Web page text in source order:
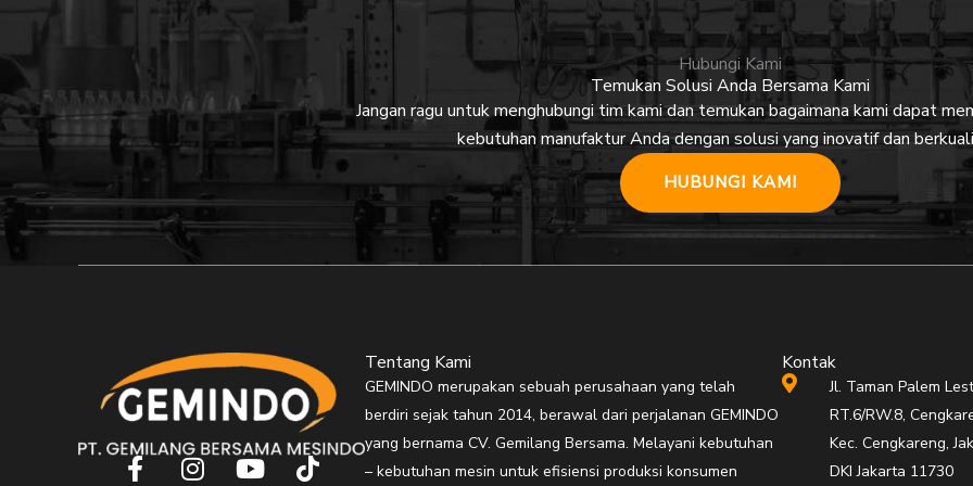
Hubungi Kami
Temukan Solusi Anda Bersama Kami
Jangan ragu untuk menghubungi tim kami dan temukan bagaimana kami dapat
kebutuhan manufaktur Anda dengan solusi yang inovatif dan
HUBUNGI KAMI
F I Y T
Tentang Kami
GEMINDO merupakan sebuah perusahaan yang telah
berdiri sejak tahun 2014, berawal dari perjalanan GEMINDO
yang bernama CV. Gemilang Bersama. Melayani kebutuhan
– kebutuhan mesin untuk efisiensi produksi konsumen
Kontak
Jl. Taman Palem
RT.6/RW.8,
Kec. Cengkareng,
DKI Jakarta 11730